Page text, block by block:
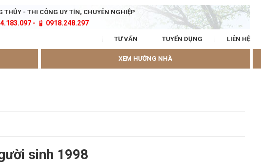
THỦY - THI CÔNG UY TÍN, CHUYÊN NGHIỆP
- 0918.248.297
TƯ VẤN TUYỂN DỤNG LIÊN HỆ
XEM HƯỚNG NHÀ
sinh 1998